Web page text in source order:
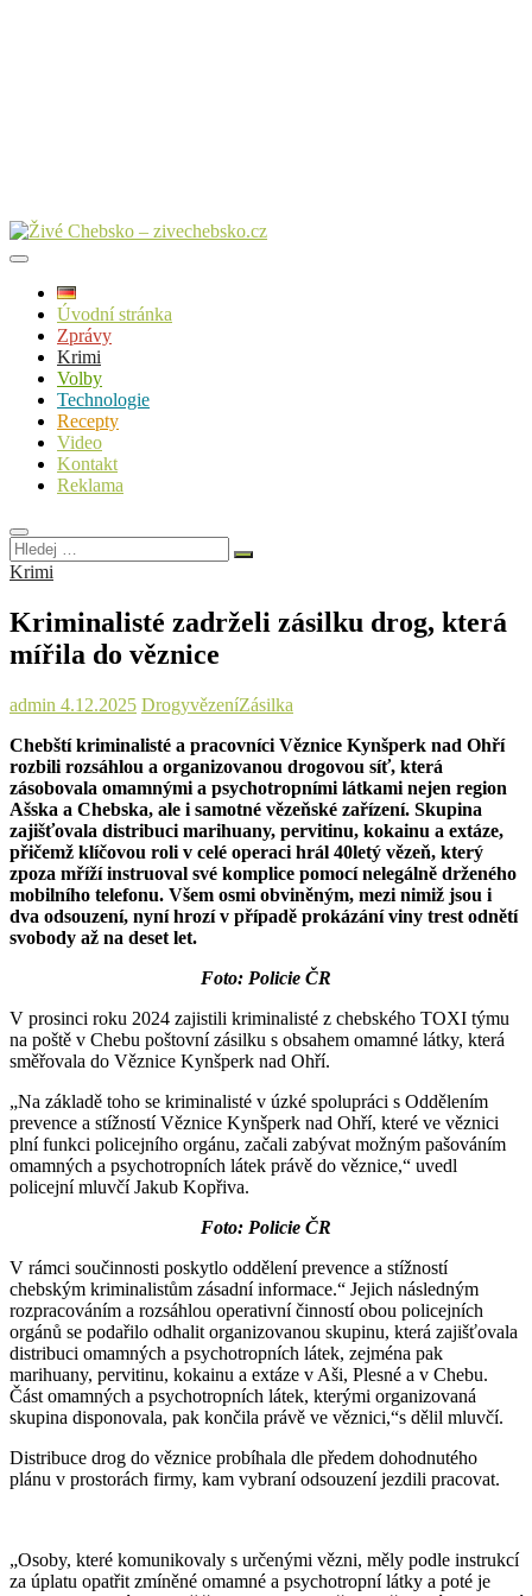
Úvodní stránka
Zprávy
Krimi
Volby
Technologie
Recepty
Video
Kontakt
Reklama
Hledej
…
Krimi
Kriminalisté zadrželi zásilku drog, která
mířila do věznice
admin 4.12.2025 DrogyvězeníZásilka
Chebští kriminalisté a pracovníci Věznice Kynšperk nad Ohří
rozbili rozsáhlou a organizovanou drogovou síť, která
zásobovala omamnými a psychotropními látkami nejen region
Ašska a Chebska, ale i samotné vězeňské zařízení. Skupina
zajišťovala distribuci marihuany, pervitinu, kokainu a extáze,
přičemž klíčovou roli v celé operaci hrál 40letý vězeň, který
zpoza mříží instruoval své komplice pomocí nelegálně drženého
mobilního telefonu. Všem osmi obviněným, mezi nimiž jsou i
dva odsouzení, nyní hrozí v případě prokázání viny trest odnětí
svobody až na deset let.
Foto: Policie ČR
V prosinci roku 2024 zajistili kriminalisté z chebského TOXI týmu
na poště v Chebu poštovní zásilku s obsahem omamné látky, která
směřovala do Věznice Kynšperk nad Ohří.
„Na základě toho se kriminalisté v úzké spolupráci s Oddělením
prevence a stížností Věznice Kynšperk nad Ohří, které ve věznici
plní funkci policejního orgánu, začali zabývat možným pašováním
omamných a psychotropních látek právě do věznice,“ uvedl
policejní mluvčí Jakub Kopřiva.
Foto: Policie ČR
V rámci součinnosti poskytlo oddělení prevence a stížností
chebským kriminalistům zásadní informace.“ Jejich následným
rozpracováním a rozsáhlou operativní činností obou policejních
orgánů se podařilo odhalit organizovanou skupinu, která zajišťovala
distribuci omamných a psychotropních látek, zejména pak
marihuany, pervitinu, kokainu a extáze v Aši, Plesné a v Chebu.
Část omamných a psychotropních látek, kterými organizovaná
skupina disponovala, pak končila právě ve věznici,“s dělil mluvčí.
Distribuce drog do věznice probíhala dle předem dohodnutého
plánu v prostorách firmy, kam vybraní odsouzení jezdili pracovat.
„Osoby, které komunikovaly s určenými vězni, měly podle instrukcí
za úplatu opatřit zmíněné omamné a psychotropní látky a poté je